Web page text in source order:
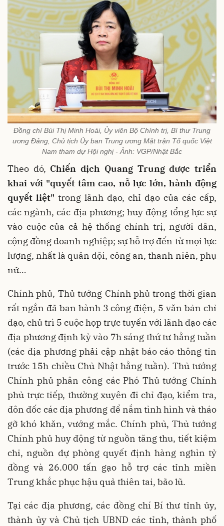
Đồng chí Bùi Thị Minh Hoài, Ủy viên Bộ Chính trị, Bí thư Trung
ương Đảng, Chủ tịch Ủy ban Trung ương Mặt trận Tổ quốc Việt
Nam tham dự Hội nghị - Ảnh: VGP/Nhật Bắc
Theo đó, Chiến dịch Quang Trung được triển
khai với "quyết tâm cao, nỗ lực lớn, hành động
quyết liệt" trong lãnh đạo, chỉ đạo của các cấp,
các ngành, các địa phương; huy động tổng lực sự
vào cuộc của cả hệ thống chính trị, người dân,
cộng đồng doanh nghiệp; sự hỗ trợ đến từ mọi lực
lượng, nhất là quân đội, công an, thanh niên, phụ
nữ…
Chính phủ, Thủ tướng Chính phủ trong thời gian
rất ngắn đã ban hành 3 công điện, 5 văn bản chỉ
đạo, chủ trì 5 cuộc họp trực tuyến với lãnh đạo các
địa phương định kỳ vào 7h sáng thứ tư hằng tuần
(các địa phương phải cập nhật báo cáo thông tin
trước 15h chiều Chủ Nhật hằng tuần). Thủ tướng
Chính phủ phân công các Phó Thủ tướng Chính
phủ trực tiếp, thường xuyên đi chỉ đạo, kiểm tra,
đôn đốc các địa phương để nắm tình hình và tháo
gỡ khó khăn, vướng mắc. Chính phủ, Thủ tướng
Chính phủ huy động từ nguồn tăng thu, tiết kiệm
chi, nguồn dự phòng quyết định hàng nghìn tỷ
đồng và 26.000 tấn gạo hỗ trợ các tỉnh miền
Trung khắc phục hậu quả thiên tai, bão lũ.
Tại các địa phương, các đồng chí Bí thư tỉnh ủy,
thành ủy và Chủ tịch UBND các tỉnh, thành phố